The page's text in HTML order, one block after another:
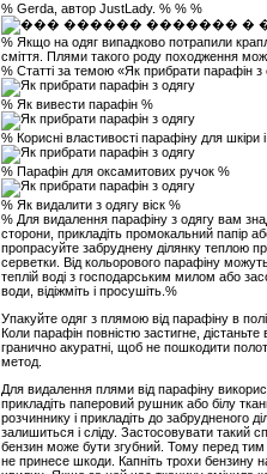
% Gerda, автор JustLady. % % %
% Якщо на одяг випадково потрапили
сміття. Плями такого роду походження
% Статті за темою «Як прибрати парафін з
% Як вивести парафін %
% Корисні властивості парафіну для шкіри і
% Парафін для оксамитових ручок %
% Як видалити з одягу віск %
% Для видалення парафіну з одягу вам
сторони, прикладіть промокальний папір
пропрасуйте забруднену ділянку теплою
серветки. Від кольорового парафіну
теплій воді з господарським милом або
води, відіжміть і просушіть.%
Упакуйте одяг з плямою від парафіну в
Коли парафін повністю застигне,
гранично акуратні, щоб не пошкодити
метод.
Для видалення плями від парафіну
прикладіть паперовий рушник або білу
розчиннику і прикладіть до забрудненого
залишиться і сліду. Застосовувати такий
бензин може бути згубний. Тому перед
не принесе шкоди. Капніть трохи бензину